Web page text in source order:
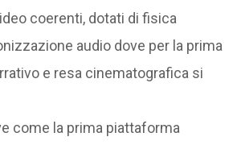
coerenti, dotati di fisica
audio dove per la prima
e resa cinematografica si
come la prima piattaforma